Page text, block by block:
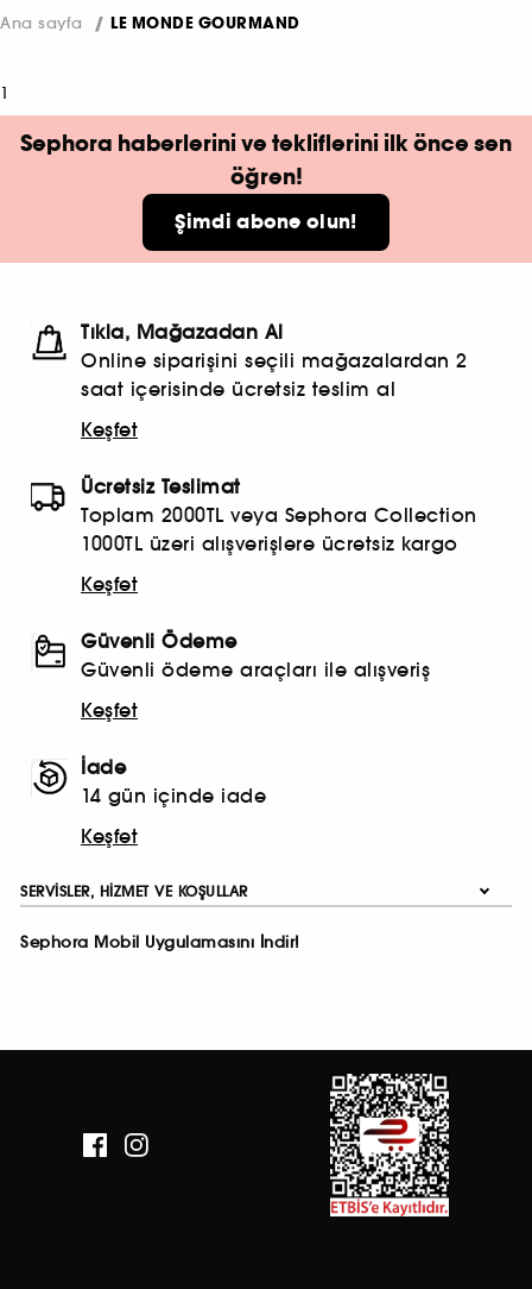
Ana sayfa LE MONDE GOURMAND
1
Sephora haberlerini ve tekliflerini ilk önce sen
öğren!
Şimdi abone olun!
Tıkla, Mağazadan Al
Online siparişini seçili mağazalardan 2
saat içerisinde ücretsiz teslim al
Keşfet
Ücretsiz Teslimat
Toplam 2000TL veya Sephora Collection
1000TL üzeri alışverişlere ücretsiz kargo
Keşfet
Güvenli Ödeme
Güvenli ödeme araçları ile alışveriş
Keşfet
İade
14 gün içinde iade
Keşfet
SERVISLER, HIZMET VE KOŞULLAR
Sephora Mobil Uygulamasını İndir!